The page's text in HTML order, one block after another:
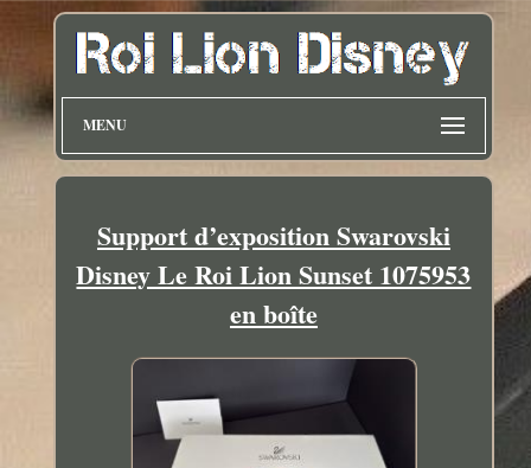
MENU
Support d’exposition Swarovski
Disney Le Roi Lion Sunset 1075953
en boîte